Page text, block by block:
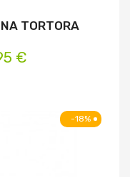
TORTORA
€
-18%